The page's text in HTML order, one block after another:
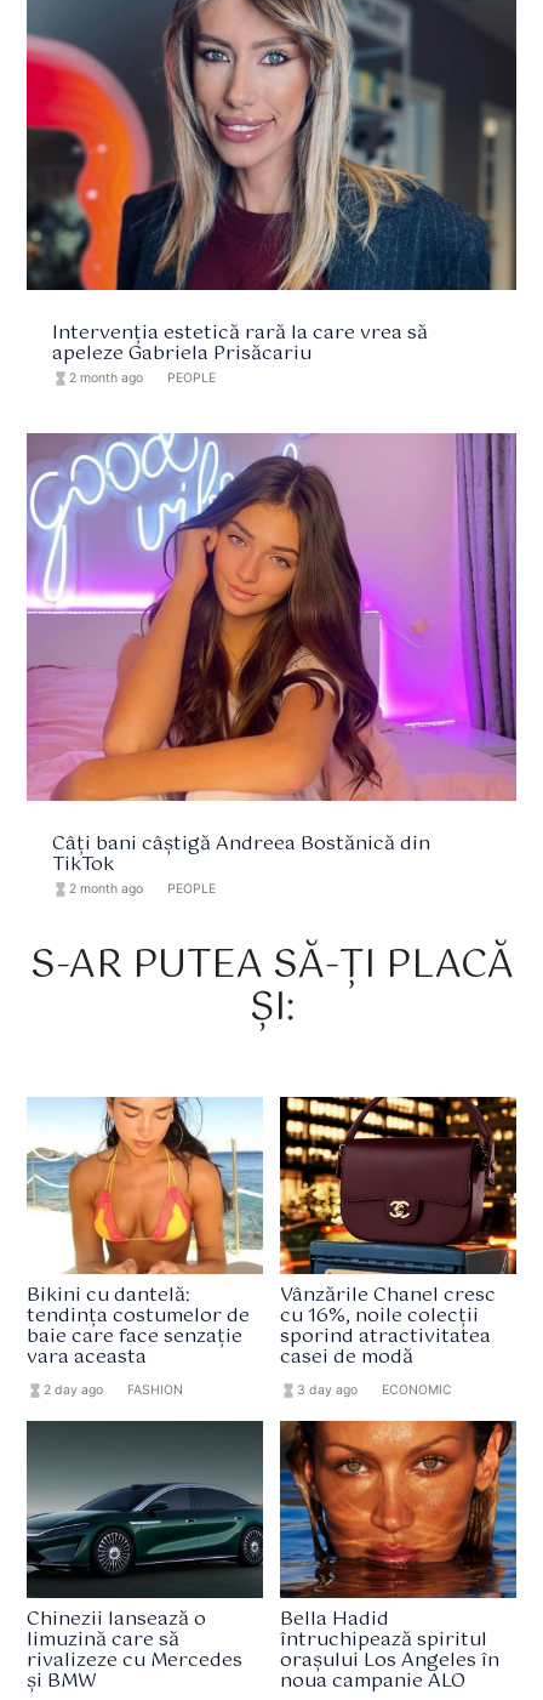
Intervenția estetică rară la care vrea să
apeleze Gabriela Prisăcariu
hourglass_full 2 month ago PEOPLE
Câți bani câștigă Andreea Bostănică din
TikTok
hourglass_full 2 month ago PEOPLE
S-AR PUTEA SĂ-ȚI PLACĂ
ȘI:
Bikini cu dantelă:
tendința costumelor de
baie care face senzație
vara aceasta
hourglass_full 2 day ago FASHION
Vânzările Chanel cresc
cu 16%, noile colecții
sporind atractivitatea
casei de modă
hourglass_full 3 day ago ECONOMIC
Chinezii lansează o
limuzină care să
rivalizeze cu Mercedes
și BMW
Bella Hadid
întruchipează spiritul
orașului Los Angeles în
noua campanie ALO